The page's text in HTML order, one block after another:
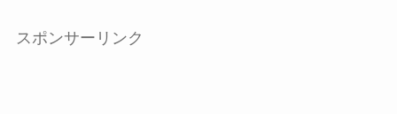
スポンサーリンク